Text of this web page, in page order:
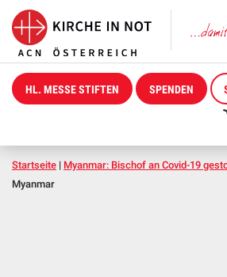
HL. MESSE STIFTEN SPENDEN
Startseite | Myanmar: Bischof an Covid-19
Myanmar